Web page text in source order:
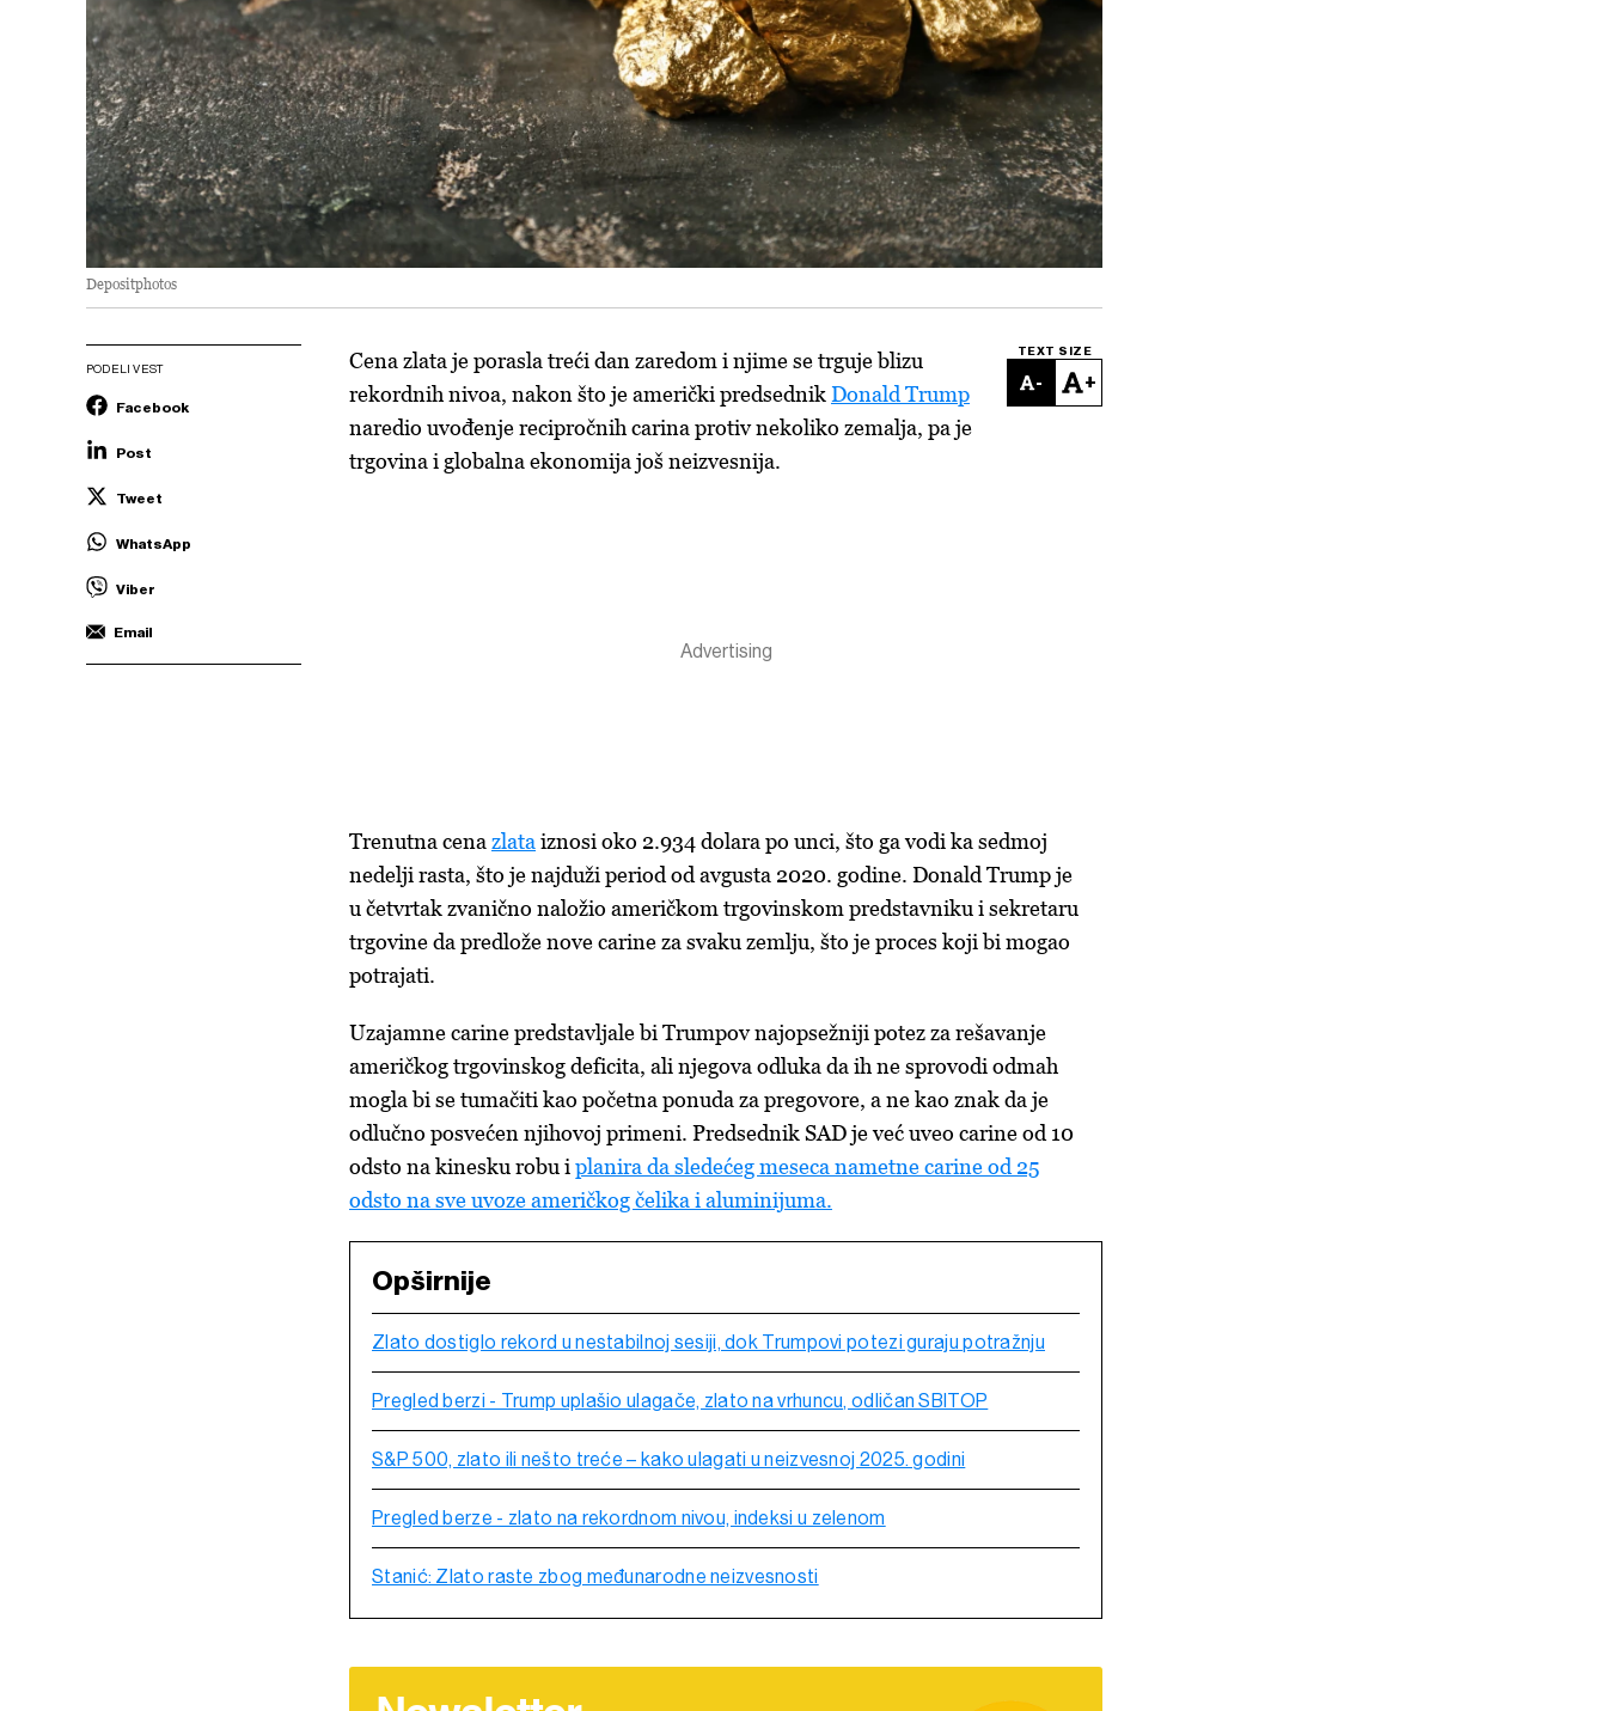
Depositphotos
PODELI VEST
Facebook
Post
Tweet
WhatsApp
Viber
Email
TEXT SIZE
- +
Cena zlata je porasla treći dan zaredom i njime se trguje blizu
rekordnih nivoa, nakon što je američki predsednikDonald Trump
naredio uvođenje recipročnih carina protiv nekoliko zemalja, pa je
trgovina i globalna ekonomija još neizvesnija.
Trenutna cena zlata iznosi oko 2.934 dolara po unci, što ga vodi ka sedmoj
nedelji rasta, što je najduži period od avgusta 2020. godine. Donald Trump je
u četvrtakzvanično naložio američkom trgovinskom predstavniku i sekretaru
trgovine da predlože nove carine za svaku zemlju, što je proces koji bi mogao
potrajati.
Uzajamne carine predstavljale bi Trumpov najopsežniji potez za rešavanje
američkog trgovinskog deficita, ali njegova odluka da ih ne sprovodi odmah
mogla bi se tumačiti kao početna ponuda za pregovore, a ne kao znak da je
odlučno posvećen njihovoj primeni. Predsednik SAD je već uveo carine od 10
odsto na kinesku robu i planira da sledećeg meseca nametne carine od 25
odsto na sve uvoze američkog čelika i aluminijuma.
Opširnije
Zlato dostiglo rekord u nestabilnoj sesiji, dok Trumpovi potezi guraju potražnju
Pregled berzi - Trump uplašio ulagače, zlato na vrhuncu, odličan SBITOP
S&P 500, zlato ili nešto treće – kako ulagati u neizvesnoj 2025. godini
Pregled berze - zlato na rekordnom nivou, indeksi u zelenom
Stanić: Zlato raste zbog međunarodne neizvesnosti